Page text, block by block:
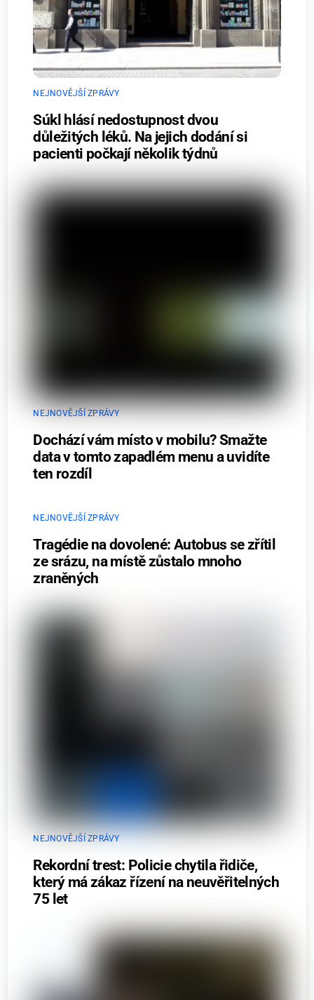
NEJNOVĚJŠÍ ZPRÁVY
Súkl hlásí nedostupnost dvou
důležitých léků. Na jejich dodání si
pacienti počkají několik týdnů
NEJNOVĚJŠÍ ZPRÁVY
Dochází vám místo v mobilu? Smažte
data v tomto zapadlém menu a uvidíte
ten rozdíl
NEJNOVĚJŠÍ ZPRÁVY
Tragédie na dovolené: Autobus se zřítil
ze srázu, na místě zůstalo mnoho
zraněných
NEJNOVĚJŠÍ ZPRÁVY
Rekordní trest: Policie chytila řidiče,
který má zákaz řízení na neuvěřitelných
75 let